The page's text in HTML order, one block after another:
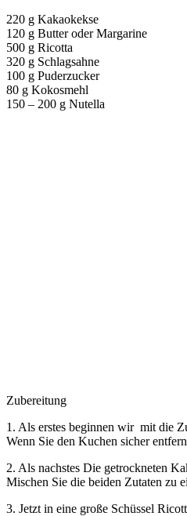
220 g Kakaokekse
120 g Butter oder Margarine
500 g Ricotta
320 g Schlagsahne
100 g Puderzucker
80 g Kokosmehl
150 – 200 g Nutella
Zubereitung
1. Als erstes beginnen wir mit die
Wenn Sie den Kuchen sicher
2. Als nachstes Die getrockneten
Mischen Sie die beiden Zutaten zu
3. Jetzt in eine große Schüssel